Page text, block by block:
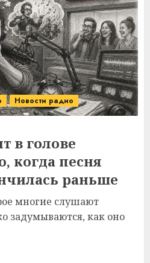
Новости радио
в голове
когда песня
раньше
многие слушают
задумываются, как оно